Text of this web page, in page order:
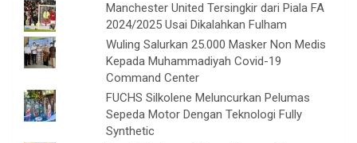
Manchester United Tersingkir dari Piala FA
2024/2025 Usai Dikalahkan Fulham
Wuling Salurkan 25.000 Masker Non Medis
Kepada Muhammadiyah Covid-19
Command Center
FUCHS Silkolene Meluncurkan Pelumas
Sepeda Motor Dengan Teknologi Fully
Synthetic